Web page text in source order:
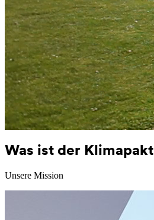
Was ist der Klimapakt
Unsere Mission